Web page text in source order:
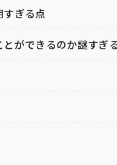
ぎる点
ができるのか謎すぎ